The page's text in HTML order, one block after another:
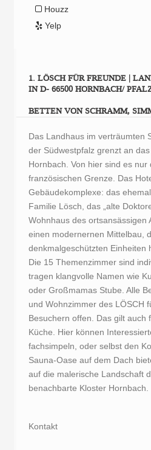
Houzz
Yelp
1. LÖSCH FÜR FREUNDE |
IN D- 66500 HORNBACH/
BETTEN VON SCHRAMM,
Das Landhaus im verträumten
der Südwestpfalz grenzt an
Hornbach. Von hier sind es
französischen Grenze. Das
Gebäudekomplexe: das
Familie Lösch, das „alte
Wohnhaus des ortsansässigen
einen modernernen Mittelbau,
denkmalgeschützten Einheiten
Die 15 Themenzimmer sind
tragen klangvolle Namen wie
oder Großmamas Stube. Alle
und Wohnzimmer des LÖSCH
Besuchern offen. Das gilt auch
Küche. Hier können
fachsimpeln, oder selbst den
Sauna-Oase auf dem Dach
auf die malerische Landschaft
benachbarte Kloster Hornbach.
Kontakt